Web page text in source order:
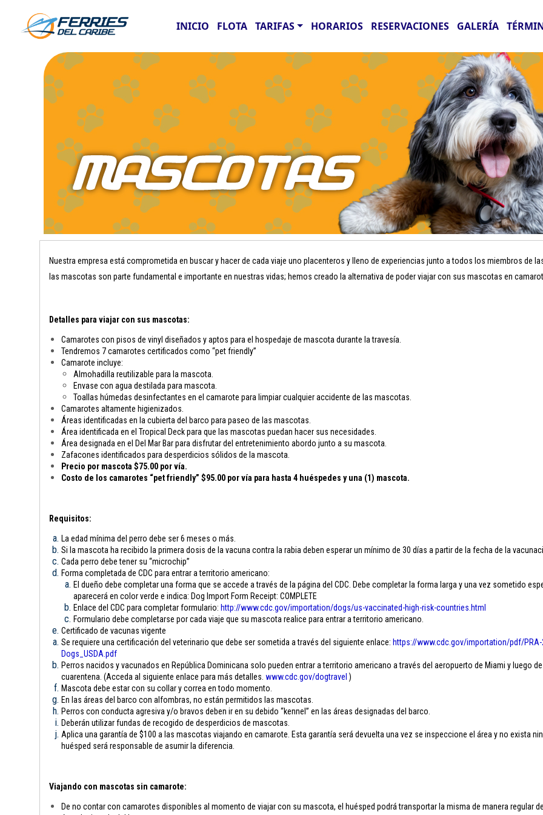
INICIO FLOTA TARIFAS HORARIOS RESERVACIONES GALERÍA
Nuestra empresa está comprometida en buscar y hacer de cada viaje uno placenteros y lleno de experiencias junto a todos los miembros de
las mascotas son parte fundamental e importante en nuestras vidas; hemos creado la alternativa de poder viajar con sus mascotas en
Detalles para viajar con sus mascotas:
Camarotes con pisos de vinyl diseñados y aptos para el hospedaje de mascota durante la travesía.
Tendremos 7 camarotes certificados como “pet friendly”
Camarote incluye:
Almohadilla reutilizable para la mascota.
Envase con agua destilada para mascota.
Toallas húmedas desinfectantes en el camarote para limpiar cualquier accidente de las mascotas.
Camarotes altamente higienizados.
Áreas identificadas en la cubierta del barco para paseo de las mascotas.
Área identificada en el Tropical Deck para que las mascotas puedan hacer sus necesidades.
Área designada en el Del Mar Bar para disfrutar del entretenimiento abordo junto a su mascota.
Zafacones identificados para desperdicios sólidos de la mascota.
Precio por mascota $75.00 por vía.
Costo de los camarotes “pet friendly” $95.00 por vía para hasta 4 huéspedes y una (1) mascota.
Requisitos:
La edad mínima del perro debe ser 6 meses o más.
Si la mascota ha recibido la primera dosis de la vacuna contra la rabia deben esperar un mínimo de 30 días a partir de la fecha de la
Cada perro debe tener su “microchip”
Forma completada de CDC para entrar a territorio americano:
El dueño debe completar una forma que se accede a través de la página del CDC. Debe completar la forma larga y una vez sometido
aparecerá en color verde e indica: Dog Import Form Receipt: COMPLETE
Enlace del CDC para completar formulario: http://www.cdc.gov/importation/dogs/us-vaccinated-high-risk-countries.html
Formulario debe completarse por cada viaje que su mascota realice para entrar a territorio americano.
Certificado de vacunas vigente
Se requiere una certificación del veterinario que debe ser sometida a través del siguiente enlace: https://www.cdc.gov/importation/pdf/PRA-
Dogs_USDA.pdf
Perros nacidos y vacunados en República Dominicana solo pueden entrar a territorio americano a través del aeropuerto de Miami y luego
cuarentena. (Acceda al siguiente enlace para más detalles. www.cdc.gov/dogtravel )
Mascota debe estar con su collar y correa en todo momento.
En las áreas del barco con alfombras, no están permitidos las mascotas.
Perros con conducta agresiva y/o bravos deben ir en su debido “kennel” en las áreas designadas del barco.
Deberán utilizar fundas de recogido de desperdicios de mascotas.
Aplica una garantía de $100 a las mascotas viajando en camarote. Esta garantía será devuelta una vez se inspeccione el área y no exista
huésped será responsable de asumir la diferencia.
Viajando con mascotas sin camarote:
De no contar con camarotes disponibles al momento de viajar con su mascota, el huésped podrá transportar la misma de manera regular